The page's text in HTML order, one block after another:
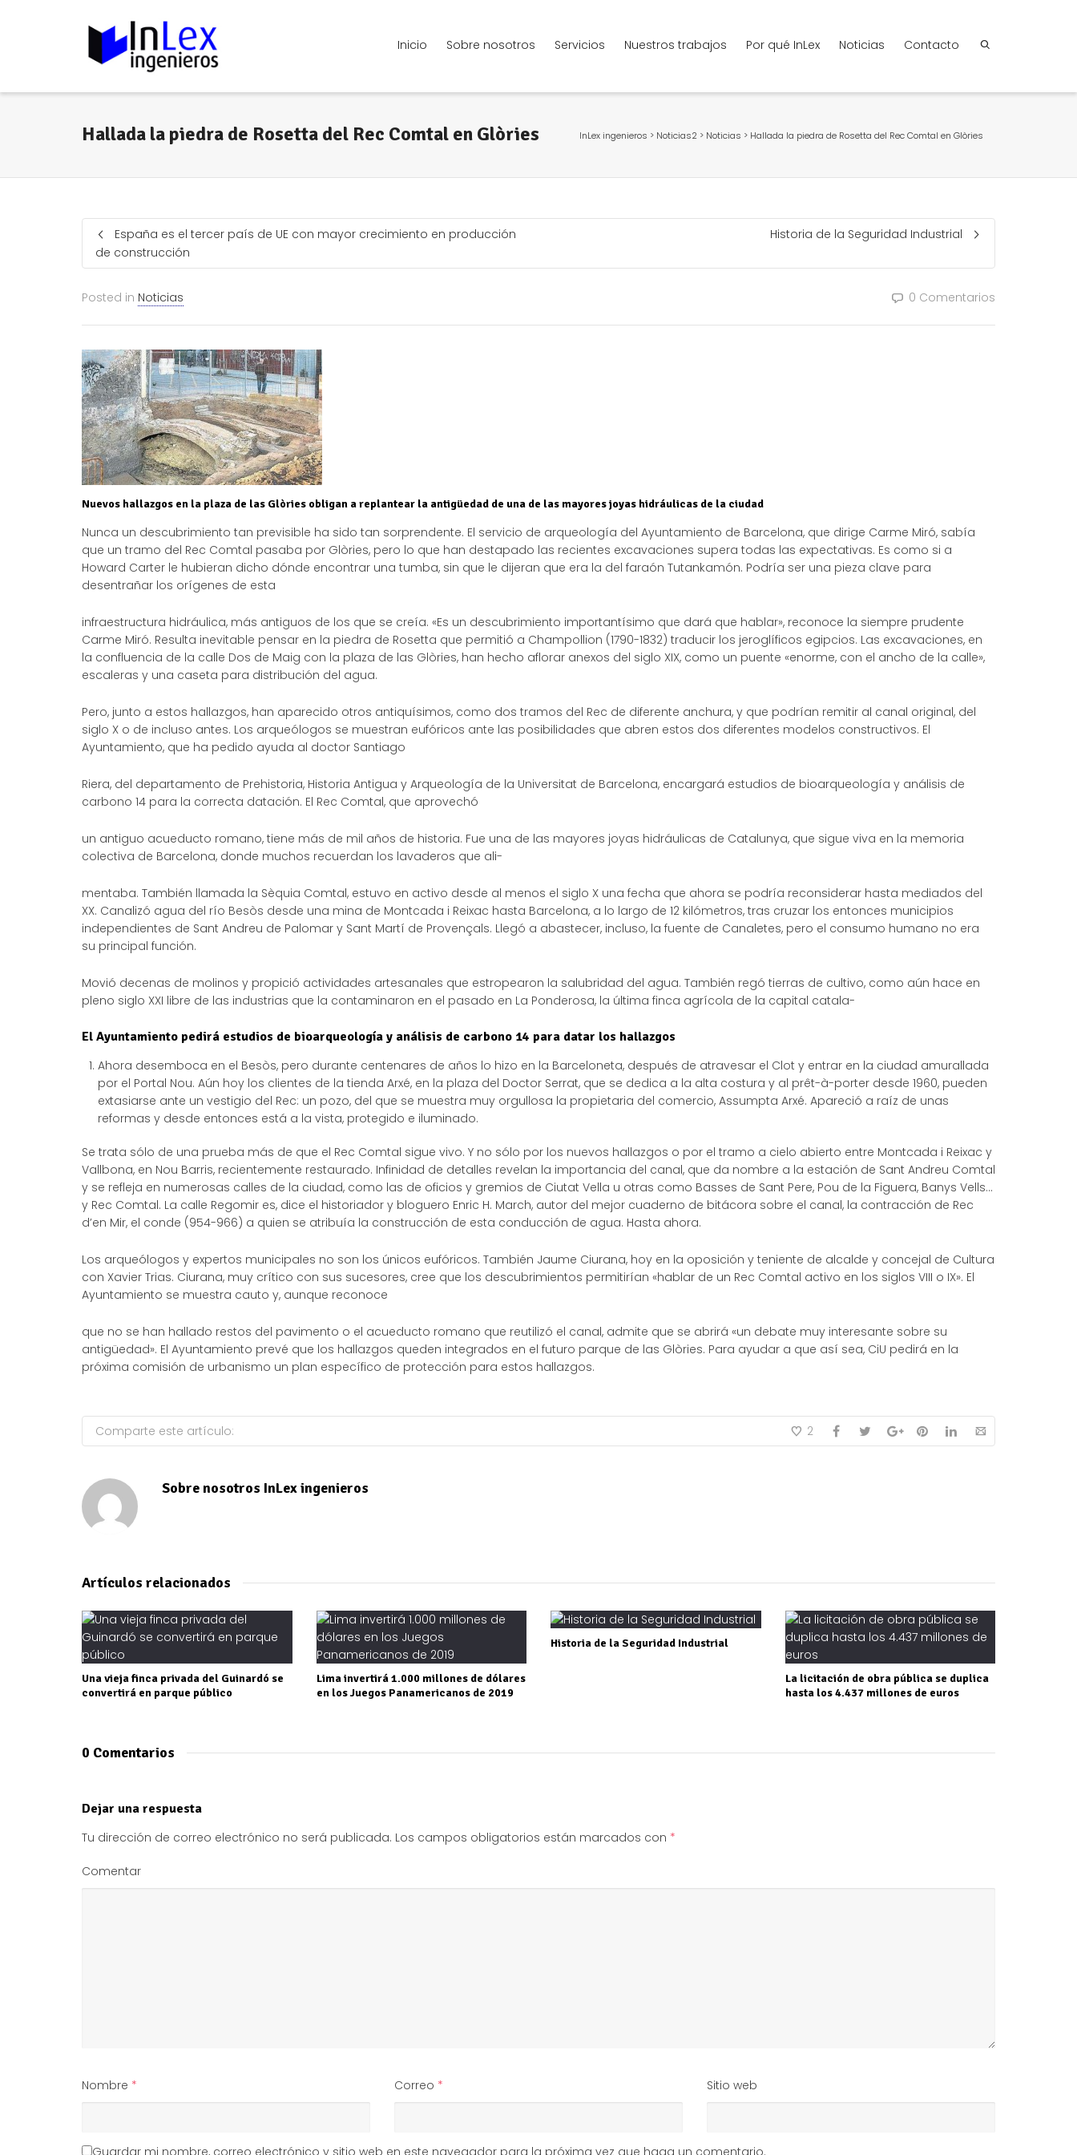
Inicio Sobre nosotros Servicios Nuestros trabajos Por qué InLex Noticias Contacto
Hallada la piedra de Rosetta del Rec Comtal en Glòries InLex ingenieros > Noticias2 > Noticias > Hallada la piedra de Rosetta del Rec Comtal en Glòries
España es el tercer país de UE con mayor crecimiento en producción
de construcción
Historia de la Seguridad Industrial
Posted in Noticias 0 Comentarios
Nuevos hallazgos en la plaza de las Glòries obligan a replantear la antigüedad de una de las mayores joyas hidráulicas de la ciudad
Nunca un descubrimiento tan previsible ha sido tan sorprendente. El servicio de arqueología del Ayuntamiento de Barcelona, que dirige Carme Miró, sabía
que un tramo del Rec Comtal pasaba por Glòries, pero lo que han destapado las recientes excavaciones supera todas las expectativas. Es como si a
Howard Carter le hubieran dicho dónde encontrar una tumba, sin que le dijeran que era la del faraón Tutankamón. Podría ser una pieza clave para
desentrañar los orígenes de esta
infraestructura hidráulica, más antiguos de los que se creía. «Es un descubrimiento importantísimo que dará que hablar», reconoce la siempre prudente
Carme Miró. Resulta inevitable pensar en la piedra de Rosetta que permitió a Champollion (1790-1832) traducir los jeroglíficos egipcios. Las excavaciones, en
la confluencia de la calle Dos de Maig con la plaza de las Glòries, han hecho aflorar anexos del siglo XIX, como un puente «enorme, con el ancho de la calle»,
escaleras y una caseta para distribución del agua.
Pero, junto a estos hallazgos, han aparecido otros antiquísimos, como dos tramos del Rec de diferente anchura, y que podrían remitir al canal original, del
siglo X o de incluso antes. Los arqueólogos se muestran eufóricos ante las posibilidades que abren estos dos diferentes modelos constructivos. El
Ayuntamiento, que ha pedido ayuda al doctor Santiago
Riera, del departamento de Prehistoria, Historia Antigua y Arqueología de la Universitat de Barcelona, encargará estudios de bioarqueología y análisis de
carbono 14 para la correcta datación. El Rec Comtal, que aprovechó
un antiguo acueducto romano, tiene más de mil años de historia. Fue una de las mayores joyas hidráulicas de Catalunya, que sigue viva en la memoria
colectiva de Barcelona, donde muchos recuerdan los lavaderos que ali-
mentaba. También llamada la Sèquia Comtal, estuvo en activo desde al menos el siglo X ­una fecha que ahora se podría reconsiderar­ hasta mediados del
XX. Canalizó agua del río Besòs desde una mina de Montcada i Reixac hasta Barcelona, a lo largo de 12 kilómetros, tras cruzar los entonces municipios
independientes de Sant Andreu de Palomar y Sant Martí de Provençals. Llegó a abastecer, incluso, la fuente de Canaletes, pero el consumo humano no era
su principal función.
Movió decenas de molinos y propició actividades artesanales que estropearon la salubridad del agua. También regó tierras de cultivo, como aún hace en
pleno siglo XXI ­libre de las industrias que la contaminaron en el pasado­ en La Ponderosa, la última finca agrícola de la capital catala-
El Ayuntamiento pedirá estudios de bioarqueología y análisis de carbono 14 para datar los hallazgos
Ahora desemboca en el Besòs, pero durante centenares de años lo hizo en la Barceloneta, después de atravesar el Clot y entrar en la ciudad amurallada
por el Portal Nou. Aún hoy los clientes de la tienda Arxé, en la plaza del Doctor Serrat, que se dedica a la alta costura y al prêt-à-porter desde 1960, pueden
extasiarse ante un vestigio del Rec: un pozo, del que se muestra muy orgullosa la propietaria del comercio, Assumpta Arxé. Apareció a raíz de unas
reformas y desde entonces está a la vista, protegido e iluminado.
Se trata sólo de una prueba más de que el Rec Comtal sigue vivo. Y no sólo por los nuevos hallazgos o por el tramo a cielo abierto entre Montcada i Reixac y
Vallbona, en Nou Barris, recientemente restaurado. Infinidad de detalles revelan la importancia del canal, que da nombre a la estación de Sant Andreu Comtal
y se refleja en numerosas calles de la ciudad, como las de oficios y gremios de Ciutat Vella u otras como Basses de Sant Pere, Pou de la Figuera, Banys Vells…
y Rec Comtal. La calle Regomir es, dice el historiador y bloguero Enric H. March, autor del mejor cuaderno de bitácora sobre el canal, la contracción de Rec
d’en Mir, el conde (954-966) a quien se atribuía la construcción de esta conducción de agua. Hasta ahora.
Los arqueólogos y expertos municipales no son los únicos eufóricos. También Jaume Ciurana, hoy en la oposición y teniente de alcalde y concejal de Cultura
con Xavier Trias. Ciurana, muy crítico con sus sucesores, cree que los descubrimientos permitirían «hablar de un Rec Comtal activo en los siglos VIII o IX». El
Ayuntamiento se muestra cauto y, aunque reconoce
que no se han hallado restos del pavimento o el acueducto romano que reutilizó el canal, admite que se abrirá «un debate muy interesante sobre su
antigüedad». El Ayuntamiento prevé que los hallazgos queden integrados en el futuro parque de las Glòries. Para ayudar a que así sea, CiU pedirá en la
próxima comisión de urbanismo un plan específico de protección para estos hallazgos.
Comparte este artículo: 2
Sobre nosotros InLex ingenieros
Artículos relacionados
Una vieja finca privada del Guinardó se
convertirá en parque público
Lima invertirá 1.000 millones de dólares
en los Juegos Panamericanos de 2019
Historia de la Seguridad Industrial
La licitación de obra pública se duplica
hasta los 4.437 millones de euros
0 Comentarios
Dejar una respuesta
Tu dirección de correo electrónico no será publicada. Los campos obligatorios están marcados con *
Comentar
Nombre * Correo * Sitio web
Guardar mi nombre, correo electrónico y sitio web en este navegador para la próxima vez que haga un comentario.